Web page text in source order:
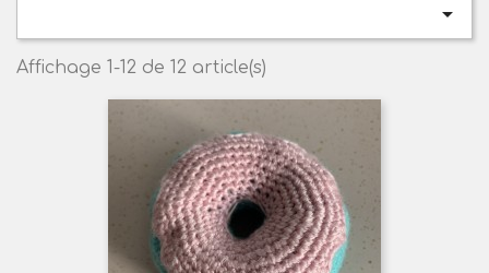

Affichage 1-12 de 12 article(s)